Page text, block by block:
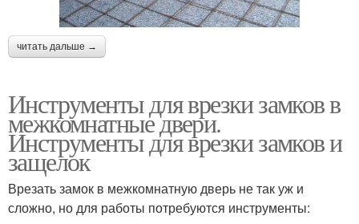
читать дальше →
Инструменты для врезки замков в
межкомнатные двери.
Инструменты для врезки замков и
защелок
Врезать замок в межкомнатную дверь не так уж и
сложно, но для работы потребуются инструменты: